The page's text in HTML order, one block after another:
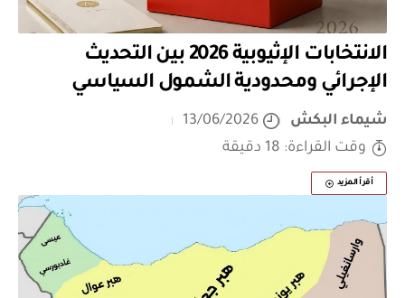
الانتخابات الإثيوبية 2026 بين التحديث
الإجرائي ومحدودية الشمول السياسي
شيماء البكش
13/06/2026
وقت القراءة: 18 دقيقة
أقرأ المزيد